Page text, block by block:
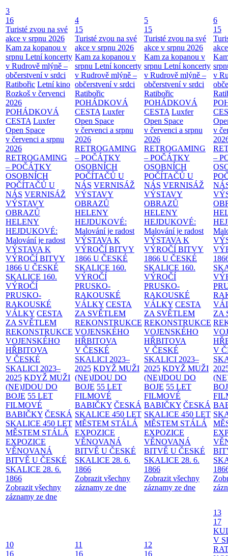
3
16
Turisté zvou na své
akce v srpnu 2026
Kam za kopanou v
srpnu Letní koncerty
v Rudrově mlýně –
občerstvení v srdci
Ratibořic Letní kino
Rozkoš v červenci
2026
POHÁDKOVÁ
CESTA Luxfer
Open Space
v červenci a srpnu
2026
RETROGAMING
– POČÁTKY
OSOBNÍCH
POČÍTAČŮ U
NÁS VERNISÁŽ
VÝSTAVY
OBRAZŮ
HELENY
HEJDUKOVÉ:
Malování je radost
VÝSTAVA K
VÝROČÍ BITVY
1866 U ČESKÉ
SKALICE 160.
VÝROČÍ
PRUSKO-
RAKOUSKÉ
VÁLKY CESTA
ZA SVĚTLEM
REKONSTRUKCE
VOJENSKÉHO
HŘBITOVA
V ČESKÉ
SKALICI 2023–
2025 KDYŽ MUŽI
(NE)JDOU DO
BOJE 55 LET
FILMOVÉ
BABIČKY ČESKÁ
SKALICE 450 LET
MĚSTEM STÁLÁ
EXPOZICE
VĚNOVANÁ
BITVĚ U ČESKÉ
SKALICE 28. 6.
1866
Zobrazit všechny
záznamy ze dne
4
15
Turisté zvou na své
akce v srpnu 2026
Kam za kopanou v
srpnu Letní koncerty
v Rudrově mlýně –
občerstvení v srdci
Ratibořic
POHÁDKOVÁ
CESTA Luxfer
Open Space
v červenci a srpnu
2026
RETROGAMING
– POČÁTKY
OSOBNÍCH
POČÍTAČŮ U
NÁS VERNISÁŽ
VÝSTAVY
OBRAZŮ
HELENY
HEJDUKOVÉ:
Malování je radost
VÝSTAVA K
VÝROČÍ BITVY
1866 U ČESKÉ
SKALICE 160.
VÝROČÍ
PRUSKO-
RAKOUSKÉ
VÁLKY CESTA
ZA SVĚTLEM
REKONSTRUKCE
VOJENSKÉHO
HŘBITOVA
V ČESKÉ
SKALICI 2023–
2025 KDYŽ MUŽI
(NE)JDOU DO
BOJE 55 LET
FILMOVÉ
BABIČKY ČESKÁ
SKALICE 450 LET
MĚSTEM STÁLÁ
EXPOZICE
VĚNOVANÁ
BITVĚ U ČESKÉ
SKALICE 28. 6.
1866
Zobrazit všechny
záznamy ze dne
5
15
Turisté zvou na své
akce v srpnu 2026
Kam za kopanou v
srpnu Letní koncerty
v Rudrově mlýně –
občerstvení v srdci
Ratibořic
POHÁDKOVÁ
CESTA Luxfer
Open Space
v červenci a srpnu
2026
RETROGAMING
– POČÁTKY
OSOBNÍCH
POČÍTAČŮ U
NÁS VERNISÁŽ
VÝSTAVY
OBRAZŮ
HELENY
HEJDUKOVÉ:
Malování je radost
VÝSTAVA K
VÝROČÍ BITVY
1866 U ČESKÉ
SKALICE 160.
VÝROČÍ
PRUSKO-
RAKOUSKÉ
VÁLKY CESTA
ZA SVĚTLEM
REKONSTRUKCE
VOJENSKÉHO
HŘBITOVA
V ČESKÉ
SKALICI 2023–
2025 KDYŽ MUŽI
(NE)JDOU DO
BOJE 55 LET
FILMOVÉ
BABIČKY ČESKÁ
SKALICE 450 LET
MĚSTEM STÁLÁ
EXPOZICE
VĚNOVANÁ
BITVĚ U ČESKÉ
SKALICE 28. 6.
1866
Zobrazit všechny
záznamy ze dne
6
15
v
v
–
ZA
V
10
16
11
16
12
16
13
17
V